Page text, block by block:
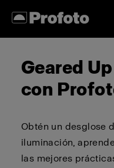
Geared
con
Obtén un desglose
iluminación,
las mejores